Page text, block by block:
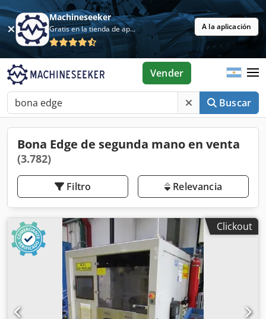
Machineseeker
Gratis en la tienda de aplicaciones A la aplicación
Buscar
Vender
Bona Edge de segunda mano en venta
(3.782)
Filtro Relevancia
Clickout